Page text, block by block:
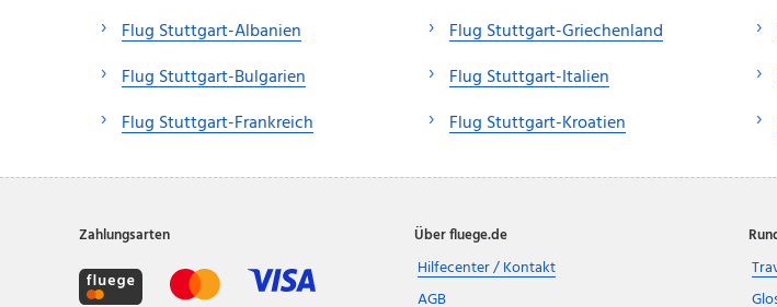
Flug Stuttgart-Albanien
Flug Stuttgart-Bulgarien
Flug Stuttgart-Frankreich
Flug Stuttgart-Griechenland
Flug Stuttgart-Italien
Flug Stuttgart-Kroatien